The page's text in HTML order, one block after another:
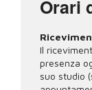
Orari
Il
presenza
suo studio